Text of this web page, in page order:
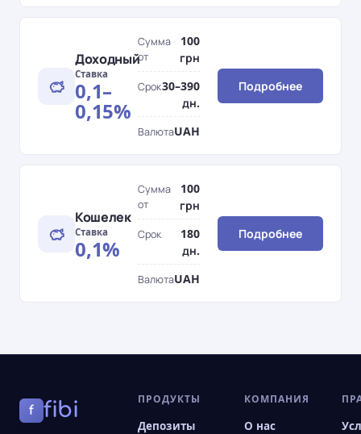
Доходный
Ставка
0,1–
0,15%
Сумма
от
100
грн
Срок30–390
дн.
ВалютаUAH
Подробнее
Кошелек
Ставка
0,1%
Сумма
от
100
грн
Срок
180
дн.
ВалютаUAH
Подробнее
f fibi ПРОДУКТЫ
Депозиты
КОМПАНИЯ
О нас